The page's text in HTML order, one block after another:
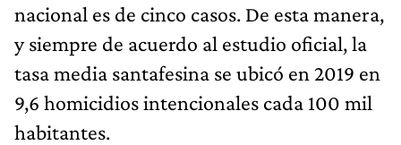
nacional es de cinco casos. De esta manera,
y siempre de acuerdo al estudio oficial, la
tasa media santafesina se ubicó en 2019 en
9,6 homicidios intencionales cada 100 mil
habitantes.